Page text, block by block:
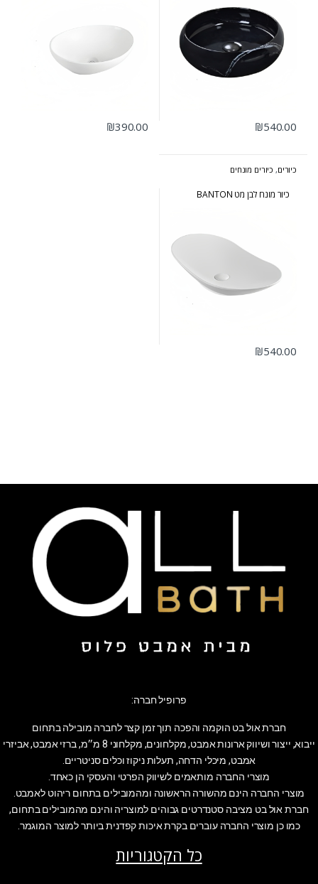
₪540.00
₪390.00
כיורים, כיורים מונחים
כיור מונח לבן מט BANTON
₪540.00
פרופיל חברה:
חברת אול בט הוקמה והפכה תוך זמן קצר לחברה מובילה בתחום
ייבוא, ייצור ושיווק ארונות אמבט, מקלחונים, מקלחוני 8 מ״מ, ברזי אמבט, אביזרי
אמבט, מיכלי הדחה, תעלות ניקוז וכלים סניטריים.
מוצרי החברה מותאמים לשיווק הפרטי והעסקי הן כאחד.
מוצרי החברה הינם מהשורה הראשונה ומהמובילים בתחום ריהוט לאמבט.
חברת אול בט מציבה סטנדרטים גבוהים למוצריה והינם מהמובילים בתחום,
כמו כן מוצרי החברה עוברים בקרת איכות קפדנית ביותר למוצר המוגמר.
כל הקטגוריות